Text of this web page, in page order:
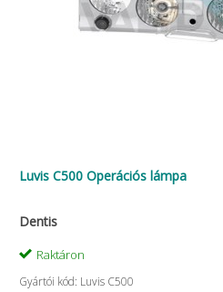
Luvis C500 Operációs lámpa
Dentis
Raktáron
Gyártói kód: Luvis C500